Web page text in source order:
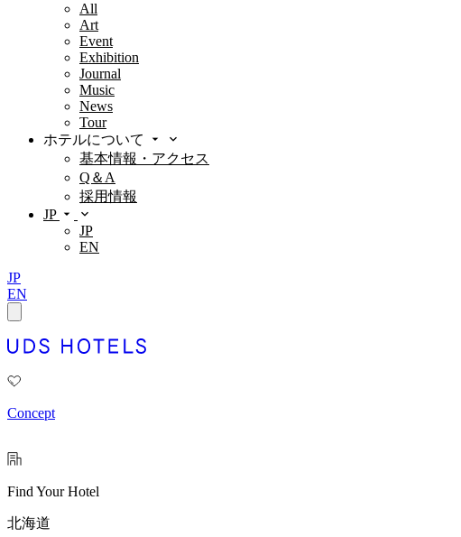
All
Art
Event
Exhibition
Journal
Music
News
Tour
ホテルについて
基本情報・アクセス
Q＆A
採用情報
JP
JP
EN
JP
EN
Concept
Find Your Hotel
北海道